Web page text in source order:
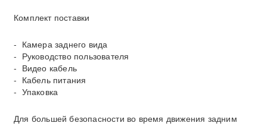
Комплект поставки
- Камера заднего вида
- Руководство пользователя
- Видео кабель
- Кабель питания
- Упаковка
Для большей безопасности во время движения задним